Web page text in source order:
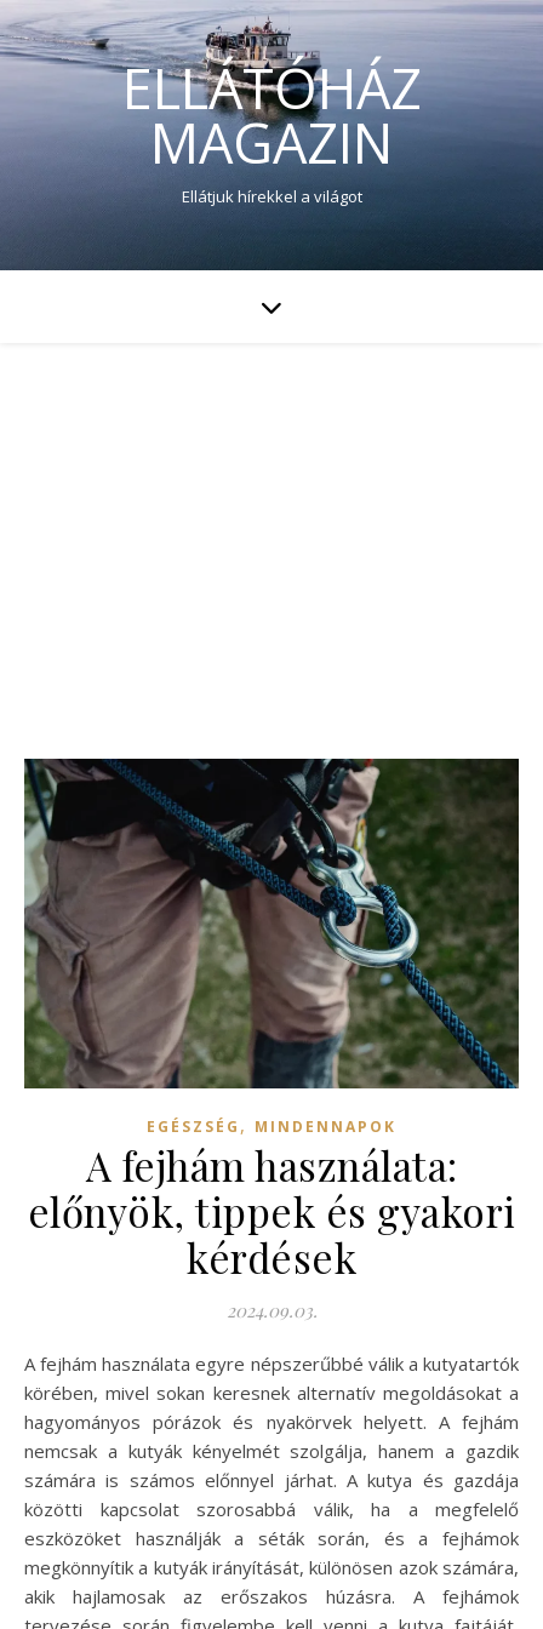
ELLÁTÓHÁZ
MAGAZIN
Ellátjuk hírekkel a világot
EGÉSZSÉG , MINDENNAPOK
A fejhám használata:
előnyök, tippek és gyakori
kérdések
2024.09.03.
A fejhám használata egyre népszerűbbé válik a kutyatartók
körében, mivel sokan keresnek alternatív megoldásokat a
hagyományos pórázok és nyakörvek helyett. A fejhám
nemcsak a kutyák kényelmét szolgálja, hanem a gazdik
számára is számos előnnyel járhat. A kutya és gazdája
közötti kapcsolat szorosabbá válik, ha a megfelelő
eszközöket használják a séták során, és a fejhámok
megkönnyítik a kutyák irányítását, különösen azok számára,
akik hajlamosak az erőszakos húzásra. A fejhámok